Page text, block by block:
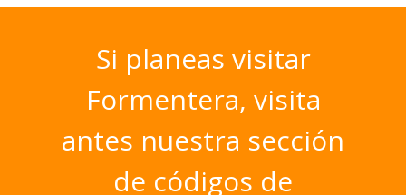
Si planeas visitar
Formentera, visita
antes nuestra sección
de códigos de